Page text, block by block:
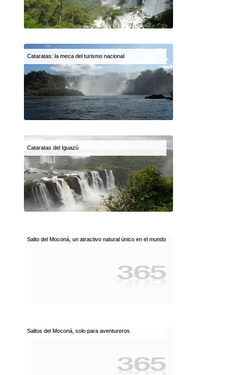
Cataratas: la meca del turismo nacional
Cataratas del Iguazú
Salto del Moconá, un atractivo natural único en el mundo
Saltos del Moconá, solo para aventureros